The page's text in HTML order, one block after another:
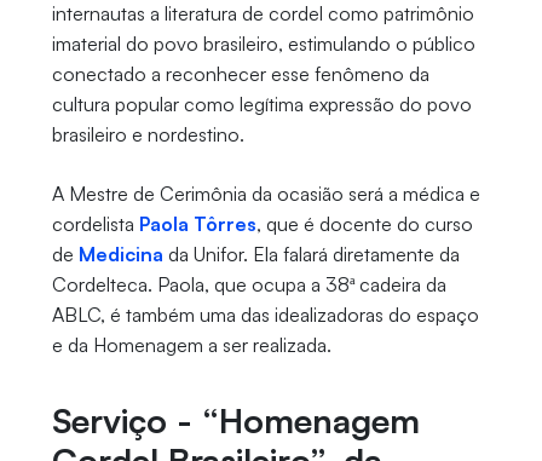
internautas a literatura de cordel como patrimônio
imaterial do povo brasileiro, estimulando o público
conectado a reconhecer esse fenômeno da
cultura popular como legítima expressão do povo
brasileiro e nordestino.
A Mestre de Cerimônia da ocasião será a médica e
cordelista Paola Tôrres, que é docente do curso
de Medicina da Unifor. Ela falará diretamente da
Cordelteca. Paola, que ocupa a 38ª cadeira da
ABLC, é também uma das idealizadoras do espaço
e da Homenagem a ser realizada.
Serviço - “Homenagem